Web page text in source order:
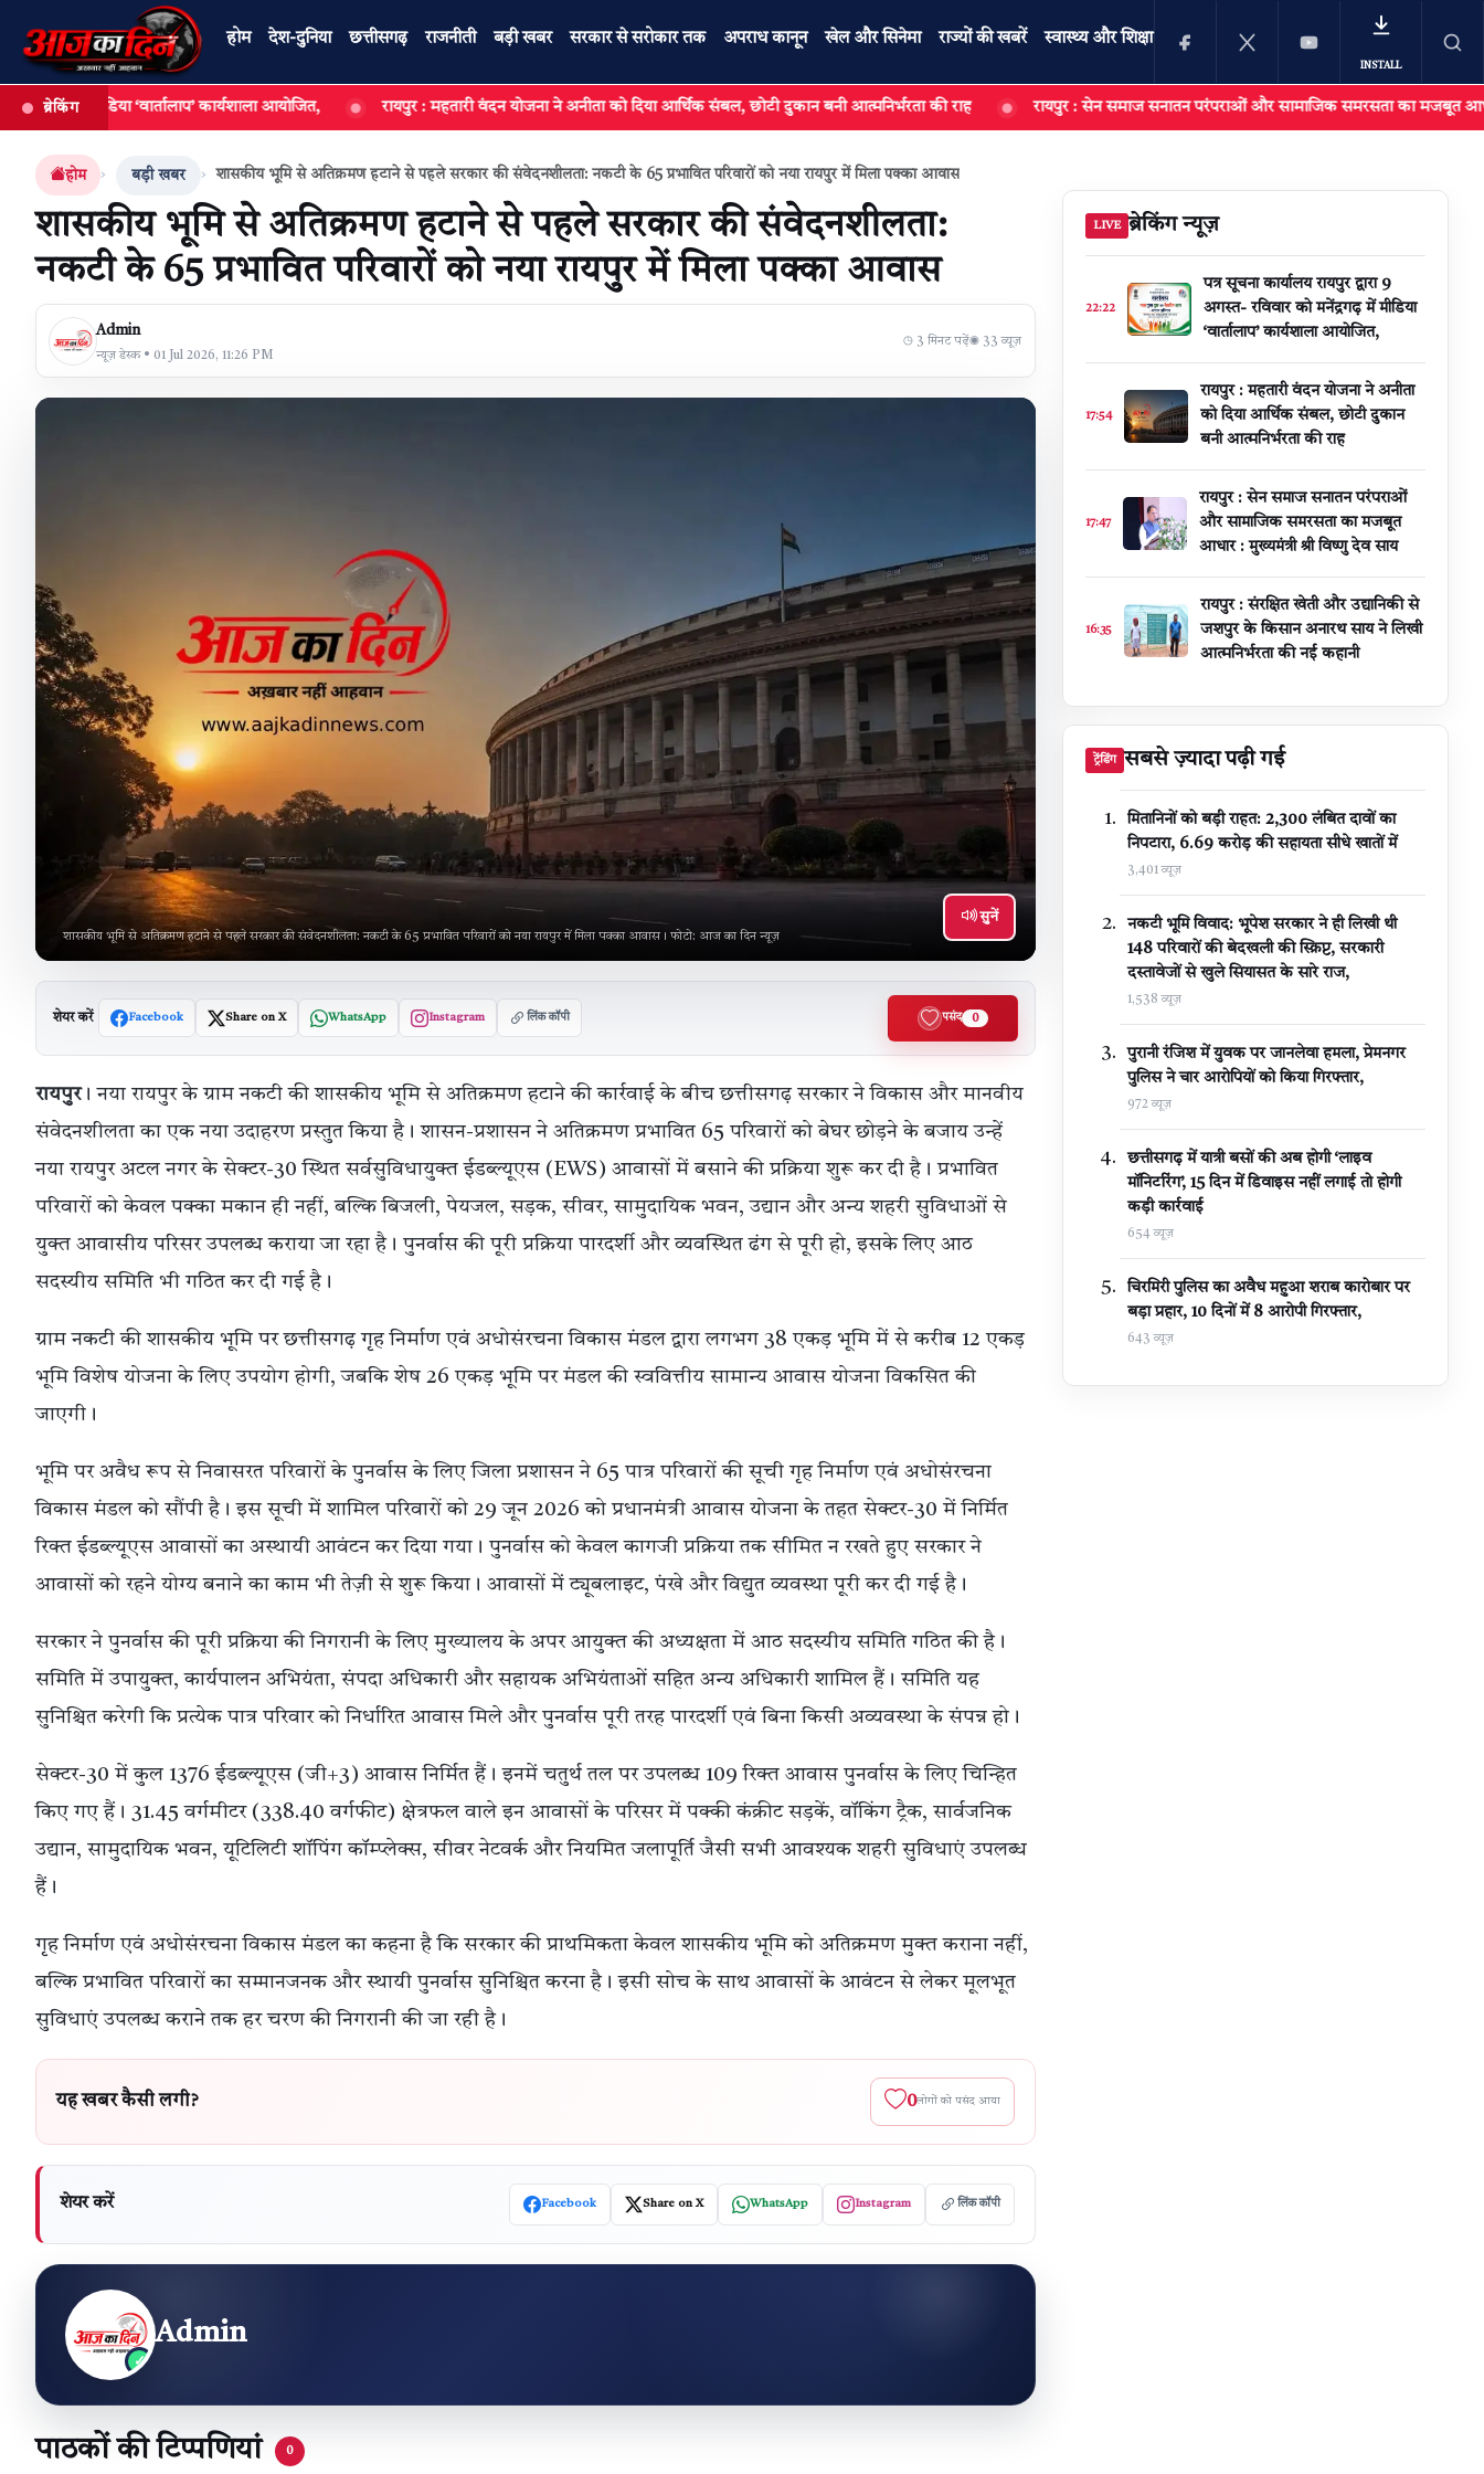
INSTALL
होम देश-दुनिया छत्तीसगढ़ राजनीती बड़ी खबर सरकार से सरोकार तक अपराध कानून खेल और सिनेमा राज्यों की खबरें स्वास्थ्य और शिक्षा
खबर खोजें
खोजें
ब्रेकिंग
‘वार्तालाप’ कार्यशाला आयोजित, रायपुर : महतारी वंदन योजना ने अनीता को दिया आर्थिक संबल, छोटी दुकान बनी आत्मनिर्भरता की राह रायपुर : सेन समाज सनातन परंपराओं और सामाजिक समरसता का मजबूत आधार : मुख्यमंत्री
होम बड़ी खबर शासकीय भूमि से अतिक्रमण हटाने से पहले सरकार की संवेदनशीलता: नकटी के 65 प्रभावित परिवारों को नया रायपुर में मिला पक्का आवास
शासकीय भूमि से अतिक्रमण हटाने से पहले सरकार की संवेदनशीलता:
नकटी के 65 प्रभावित परिवारों को नया रायपुर में मिला पक्का आवास
Admin
न्यूज़ डेस्क • 01 Jul 2026, 11:26 PM
◷ 3 मिनट पढ़ें◉ 33 व्यूज़
सुनें
शासकीय भूमि से अतिक्रमण हटाने से पहले सरकार की संवेदनशीलता: नकटी के 65 प्रभावित परिवारों को नया रायपुर में मिला पक्का आवास। फोटो: आज का दिन न्यूज़
शेयर करें Facebook Share on X WhatsApp Instagram लिंक कॉपी पसंद 0
रायपुर। नया रायपुर के ग्राम नकटी की शासकीय भूमि से अतिक्रमण हटाने की कार्रवाई के बीच छत्तीसगढ़ सरकार ने विकास और मानवीय
संवेदनशीलता का एक नया उदाहरण प्रस्तुत किया है। शासन-प्रशासन ने अतिक्रमण प्रभावित 65 परिवारों को बेघर छोड़ने के बजाय उन्हें
नया रायपुर अटल नगर के सेक्टर-30 स्थित सर्वसुविधायुक्त ईडब्ल्यूएस (EWS) आवासों में बसाने की प्रक्रिया शुरू कर दी है। प्रभावित
परिवारों को केवल पक्का मकान ही नहीं, बल्कि बिजली, पेयजल, सड़क, सीवर, सामुदायिक भवन, उद्यान और अन्य शहरी सुविधाओं से
युक्त आवासीय परिसर उपलब्ध कराया जा रहा है। पुनर्वास की पूरी प्रक्रिया पारदर्शी और व्यवस्थित ढंग से पूरी हो, इसके लिए आठ
सदस्यीय समिति भी गठित कर दी गई है।
ग्राम नकटी की शासकीय भूमि पर छत्तीसगढ़ गृह निर्माण एवं अधोसंरचना विकास मंडल द्वारा लगभग 38 एकड़ भूमि में से करीब 12 एकड़
भूमि विशेष योजना के लिए उपयोग होगी, जबकि शेष 26 एकड़ भूमि पर मंडल की स्ववित्तीय सामान्य आवास योजना विकसित की
जाएगी।
भूमि पर अवैध रूप से निवासरत परिवारों के पुनर्वास के लिए जिला प्रशासन ने 65 पात्र परिवारों की सूची गृह निर्माण एवं अधोसंरचना
विकास मंडल को सौंपी है। इस सूची में शामिल परिवारों को 29 जून 2026 को प्रधानमंत्री आवास योजना के तहत सेक्टर-30 में निर्मित
रिक्त ईडब्ल्यूएस आवासों का अस्थायी आवंटन कर दिया गया। पुनर्वास को केवल कागजी प्रक्रिया तक सीमित न रखते हुए सरकार ने
आवासों को रहने योग्य बनाने का काम भी तेज़ी से शुरू किया। आवासों में ट्यूबलाइट, पंखे और विद्युत व्यवस्था पूरी कर दी गई है।
सरकार ने पुनर्वास की पूरी प्रक्रिया की निगरानी के लिए मुख्यालय के अपर आयुक्त की अध्यक्षता में आठ सदस्यीय समिति गठित की है।
समिति में उपायुक्त, कार्यपालन अभियंता, संपदा अधिकारी और सहायक अभियंताओं सहित अन्य अधिकारी शामिल हैं। समिति यह
सुनिश्चित करेगी कि प्रत्येक पात्र परिवार को निर्धारित आवास मिले और पुनर्वास पूरी तरह पारदर्शी एवं बिना किसी अव्यवस्था के संपन्न हो।
सेक्टर-30 में कुल 1376 ईडब्ल्यूएस (जी+3) आवास निर्मित हैं। इनमें चतुर्थ तल पर उपलब्ध 109 रिक्त आवास पुनर्वास के लिए चिन्हित
किए गए हैं। 31.45 वर्गमीटर (338.40 वर्गफीट) क्षेत्रफल वाले इन आवासों के परिसर में पक्की कंक्रीट सड़कें, वॉकिंग ट्रैक, सार्वजनिक
उद्यान, सामुदायिक भवन, यूटिलिटी शॉपिंग कॉम्प्लेक्स, सीवर नेटवर्क और नियमित जलापूर्ति जैसी सभी आवश्यक शहरी सुविधाएं उपलब्ध
हैं।
गृह निर्माण एवं अधोसंरचना विकास मंडल का कहना है कि सरकार की प्राथमिकता केवल शासकीय भूमि को अतिक्रमण मुक्त कराना नहीं,
बल्कि प्रभावित परिवारों का सम्मानजनक और स्थायी पुनर्वास सुनिश्चित करना है। इसी सोच के साथ आवासों के आवंटन से लेकर मूलभूत
सुविधाएं उपलब्ध कराने तक हर चरण की निगरानी की जा रही है।
यह खबर कैसी लगी? 0लोगों को पसंद आया
शेयर करें Facebook Share on X WhatsApp Instagram लिंक कॉपी
Admin
पाठकों की टिप्पणियां 0
LIVE ब्रेकिंग न्यूज़
22:22
पत्र सूचना कार्यालय रायपुर द्वारा 9
अगस्त- रविवार को मनेंद्रगढ़ में मीडिया
‘वार्तालाप’ कार्यशाला आयोजित,
17:54
रायपुर : महतारी वंदन योजना ने अनीता
को दिया आर्थिक संबल, छोटी दुकान
बनी आत्मनिर्भरता की राह
17:47
रायपुर : सेन समाज सनातन परंपराओं
और सामाजिक समरसता का मजबूत
आधार : मुख्यमंत्री श्री विष्णु देव साय
16:35
रायपुर : संरक्षित खेती और उद्यानिकी से
जशपुर के किसान अनारथ साय ने लिखी
आत्मनिर्भरता की नई कहानी
ट्रेंडिंग सबसे ज़्यादा पढ़ी गई
मितानिनों को बड़ी राहत: 2,300 लंबित दावों का
निपटारा, ₹6.69 करोड़ की सहायता सीधे खातों में
3,401 व्यूज़
नकटी भूमि विवाद: भूपेश सरकार ने ही लिखी थी
148 परिवारों की बेदखली की स्क्रिप्ट, सरकारी
दस्तावेजों से खुले सियासत के सारे राज,
1,538 व्यूज़
पुरानी रंजिश में युवक पर जानलेवा हमला, प्रेमनगर
पुलिस ने चार आरोपियों को किया गिरफ्तार,
972 व्यूज़
छत्तीसगढ़ में यात्री बसों की अब होगी ‘लाइव
मॉनिटरिंग’, 15 दिन में डिवाइस नहीं लगाई तो होगी
कड़ी कार्रवाई
654 व्यूज़
चिरमिरी पुलिस का अवैध महुआ शराब कारोबार पर
बड़ा प्रहार, 10 दिनों में 8 आरोपी गिरफ्तार,
643 व्यूज़